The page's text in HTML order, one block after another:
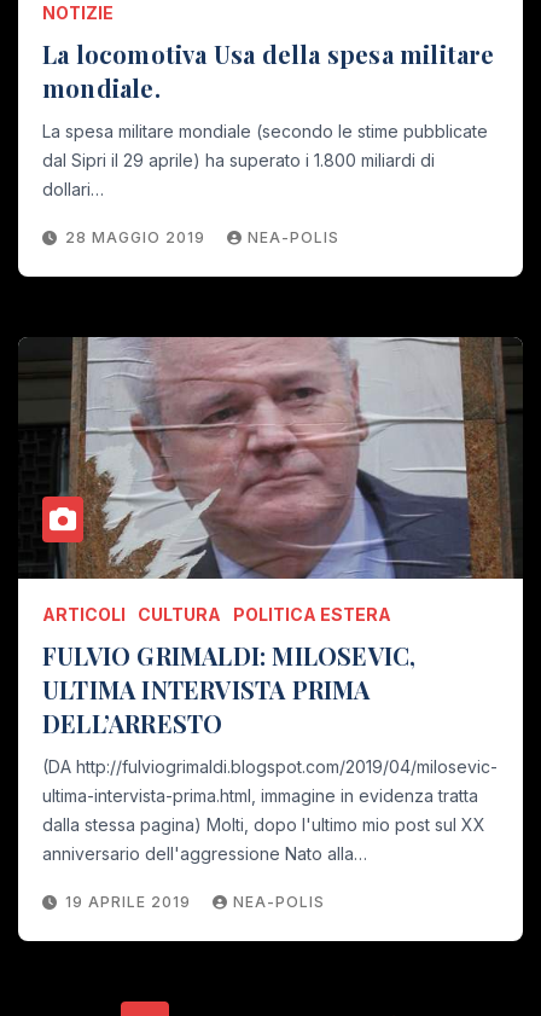
NOTIZIE
La locomotiva Usa della spesa militare
mondiale.
La spesa militare mondiale (secondo le stime pubblicate
dal Sipri il 29 aprile) ha superato i 1.800 miliardi di
dollari…
28 MAGGIO 2019 NEA-POLIS
ARTICOLI CULTURA POLITICA ESTERA
FULVIO GRIMALDI: MILOSEVIC,
ULTIMA INTERVISTA PRIMA
DELL’ARRESTO
(DA http://fulviogrimaldi.blogspot.com/2019/04/milosevic-
ultima-intervista-prima.html, immagine in evidenza tratta
dalla stessa pagina) Molti, dopo l'ultimo mio post sul XX
anniversario dell'aggressione Nato alla…
19 APRILE 2019 NEA-POLIS